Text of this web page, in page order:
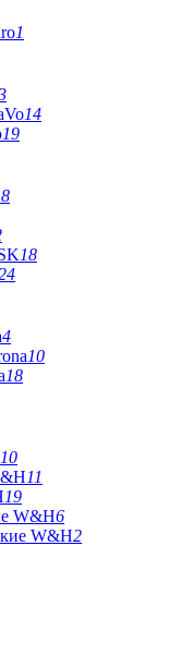
1
14
19
8
18
4
10
18
10
11
19
W&H6
W&H2